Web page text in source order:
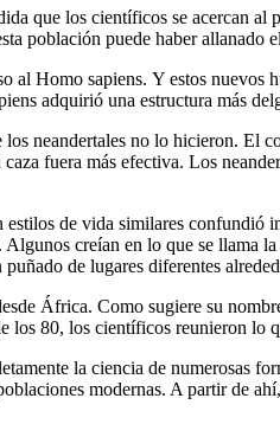
que los científicos se acercan
población puede haber allanado
al Homo sapiens. Y estos nuevos
adquirió una estructura más
neandertales no lo hicieron. El
fuera más efectiva. Los
de vida similares
creían en lo que se llama
de lugares diferentes
África. Como sugiere su
los 80, los científicos reunieron
la ciencia de numerosas
modernas. A partir de